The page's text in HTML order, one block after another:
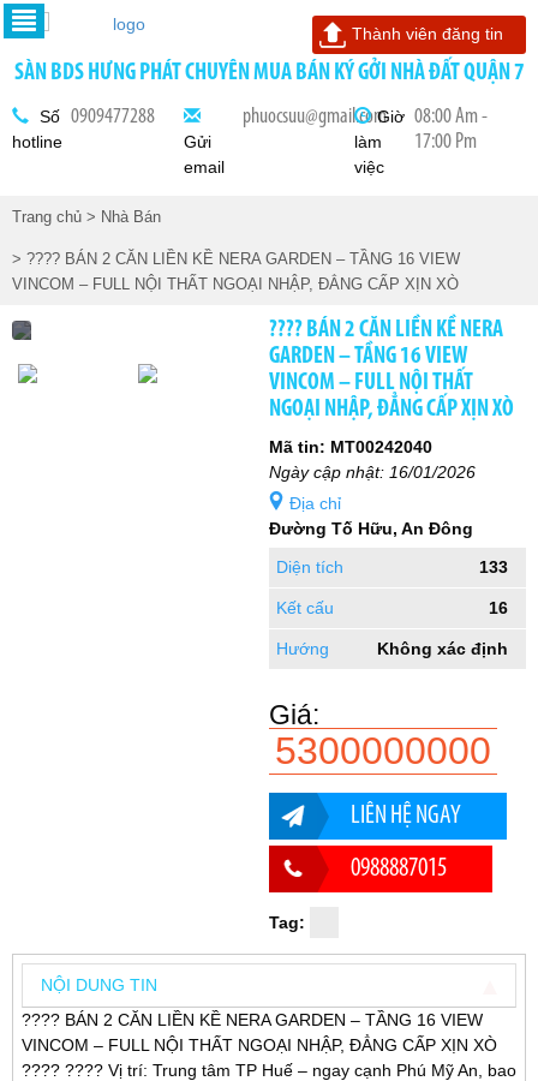
SÀN BDS HƯNG PHÁT CHUYÊN MUA BÁN KÝ GỞI NHÀ ĐẤT QUẬN 7
Số
hotline
0909477288
Gửi
email
phuocsuu@gmail.comGiờ
làm
việc
08:00 Am -
17:00 Pm
Thành viên đăng tin
Trang chủ > Nhà Bán
> ???? BÁN 2 CĂN LIỀN KỀ NERA GARDEN – TẦNG 16 VIEW
VINCOM – FULL NỘI THẤT NGOẠI NHẬP, ĐẲNG CẤP XỊN XÒ
???? BÁN 2 CĂN LIỀN KỀ NERA
GARDEN – TẦNG 16 VIEW
VINCOM – FULL NỘI THẤT
NGOẠI NHẬP, ĐẲNG CẤP XỊN XÒ
Mã tin: MT00242040
Ngày cập nhật: 16/01/2026
Địa chỉ
Đường Tố Hữu, An Đông
Diện tích
133
Kết cấu 16
Hướng Không xác định
Giá:
5300000000
LIÊN HỆ NGAY
0988887015
Tag:
NỘI DUNG TIN
???? BÁN 2 CĂN LIỀN KỀ NERA GARDEN – TẦNG 16 VIEW
VINCOM – FULL NỘI THẤT NGOẠI NHẬP, ĐẲNG CẤP XỊN XÒ
???? ????️ Vị trí: Trung tâm TP Huế – ngay cạnh Phú Mỹ An, bao